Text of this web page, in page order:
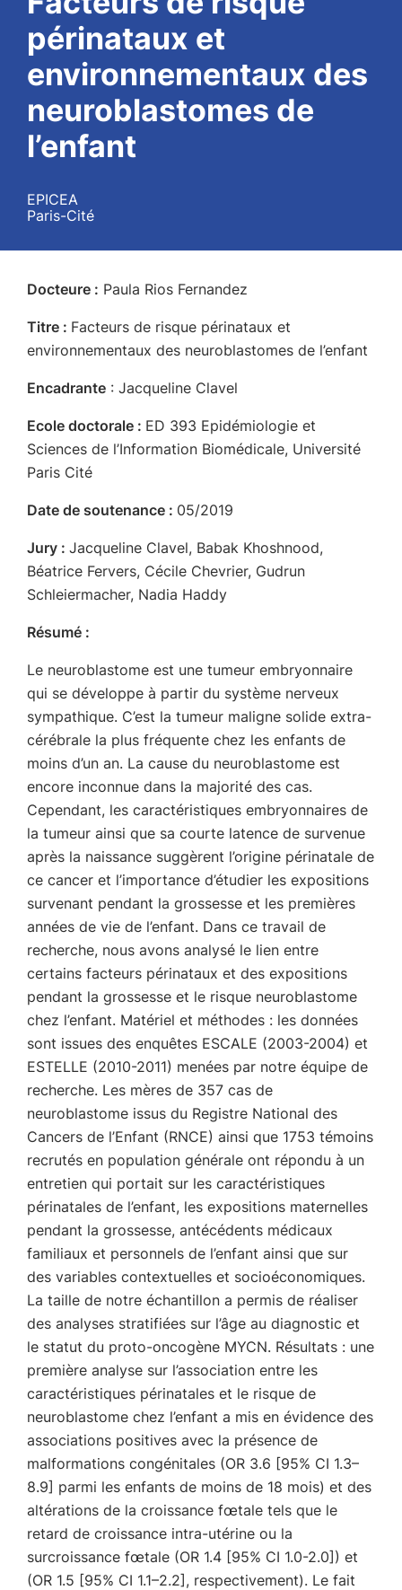
périnataux et
environnementaux des
neuroblastomes de
l’enfant
EPICEA
Paris-Cité
Docteure : Paula Rios Fernandez
Titre : Facteurs de risque périnataux et
environnementaux des neuroblastomes de l’enfant
Encadrante : Jacqueline Clavel
Ecole doctorale : ED 393 Epidémiologie et
Sciences de l’Information Biomédicale, Université
Paris Cité
Date de soutenance : 05/2019
Jury : Jacqueline Clavel, Babak Khoshnood,
Béatrice Fervers, Cécile Chevrier, Gudrun
Schleiermacher, Nadia Haddy
Résumé :
Le neuroblastome est une tumeur embryonnaire
qui se développe à partir du système nerveux
sympathique. C’est la tumeur maligne solide extra-
cérébrale la plus fréquente chez les enfants de
moins d’un an. La cause du neuroblastome est
encore inconnue dans la majorité des cas.
Cependant, les caractéristiques embryonnaires de
la tumeur ainsi que sa courte latence de survenue
après la naissance suggèrent l’origine périnatale de
ce cancer et l’importance d’étudier les expositions
survenant pendant la grossesse et les premières
années de vie de l’enfant. Dans ce travail de
recherche, nous avons analysé le lien entre
certains facteurs périnataux et des expositions
pendant la grossesse et le risque neuroblastome
chez l’enfant. Matériel et méthodes : les données
sont issues des enquêtes ESCALE (2003-2004) et
ESTELLE (2010-2011) menées par notre équipe de
recherche. Les mères de 357 cas de
neuroblastome issus du Registre National des
Cancers de l’Enfant (RNCE) ainsi que 1753 témoins
recrutés en population générale ont répondu à un
entretien qui portait sur les caractéristiques
périnatales de l’enfant, les expositions maternelles
pendant la grossesse, antécédents médicaux
familiaux et personnels de l’enfant ainsi que sur
des variables contextuelles et socioéconomiques.
La taille de notre échantillon a permis de réaliser
des analyses stratifiées sur l’âge au diagnostic et
le statut du proto-oncogène MYCN. Résultats : une
première analyse sur l’association entre les
caractéristiques périnatales et le risque de
neuroblastome chez l’enfant a mis en évidence des
associations positives avec la présence de
malformations congénitales (OR 3.6 [95% CI 1.3–
8.9] parmi les enfants de moins de 18 mois) et des
altérations de la croissance fœtale tels que le
retard de croissance intra-utérine ou la
surcroissance fœtale (OR 1.4 [95% CI 1.0-2.0]) et
(OR 1.5 [95% CI 1.1–2.2], respectivement). Le fait